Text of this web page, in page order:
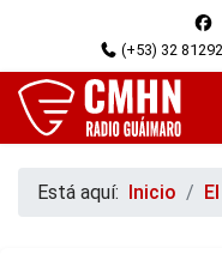
(+53) 32
Está aquí: Inicio